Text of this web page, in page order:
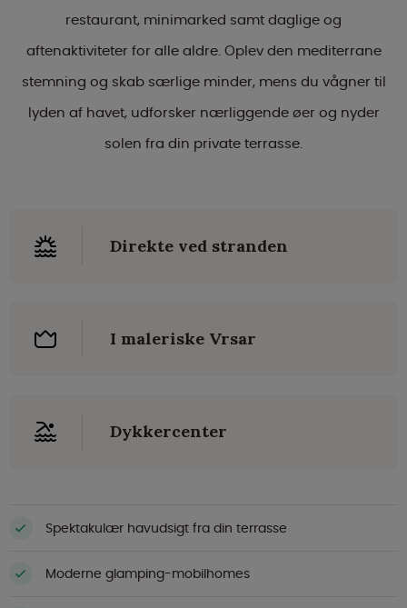
restaurant, minimarked samt daglige og
aftenaktiviteter for alle aldre. Oplev den mediterrane
stemning og skab særlige minder, mens du vågner til
lyden af havet, udforsker nærliggende øer og nyder
solen fra din private terrasse.
Direkte ved stranden
I maleriske Vrsar
Dykkercenter
Spektakulær havudsigt fra din terrasse
Moderne glamping-mobilhomes